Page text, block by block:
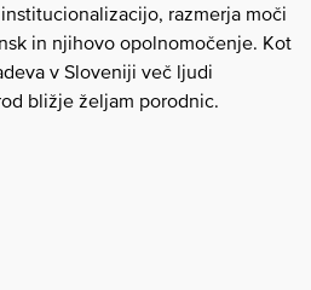
razmerja moči
in njihovo opolnomočenje. Kot
v Sloveniji več ljudi
bližje željam porodnic.